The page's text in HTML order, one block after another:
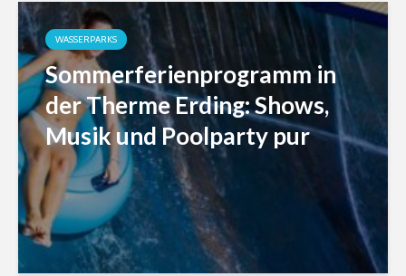
WASSERPARKS
Sommerferienprogramm in
der Therme Erding: Shows,
Musik und Poolparty pur